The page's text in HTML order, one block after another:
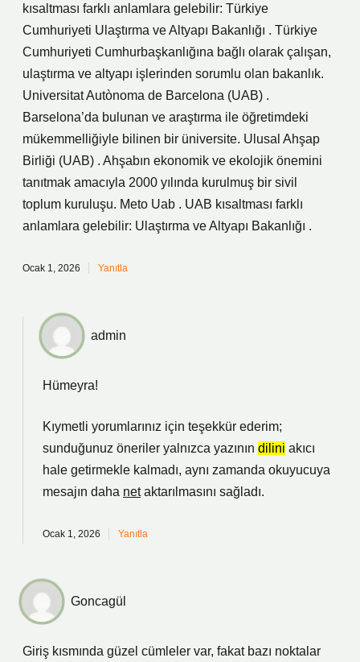
kısaltması farklı anlamlara gelebilir: Türkiye
Cumhuriyeti Ulaştırma ve Altyapı Bakanlığı . Türkiye
Cumhuriyeti Cumhurbaşkanlığına bağlı olarak çalışan,
ulaştırma ve altyapı işlerinden sorumlu olan bakanlık.
Universitat Autònoma de Barcelona (UAB) .
Barselona’da bulunan ve araştırma ile öğretimdeki
mükemmelliğiyle bilinen bir üniversite. Ulusal Ahşap
Birliği (UAB) . Ahşabın ekonomik ve ekolojik önemini
tanıtmak amacıyla 2000 yılında kurulmuş bir sivil
toplum kuruluşu. Meto Uab . UAB kısaltması farklı
anlamlara gelebilir: Ulaştırma ve Altyapı Bakanlığı .
Ocak 1, 2026 Yanıtla
admin
Hümeyra!
Kıymetli yorumlarınız için teşekkür ederim;
sunduğunuz öneriler yalnızca yazının dilini akıcı
hale getirmekle kalmadı, aynı zamanda okuyucuya
mesajın daha netaktarılmasını sağladı.
Ocak 1, 2026 Yanıtla
Goncagül
Giriş kısmında güzel cümleler var, fakat bazı noktalar